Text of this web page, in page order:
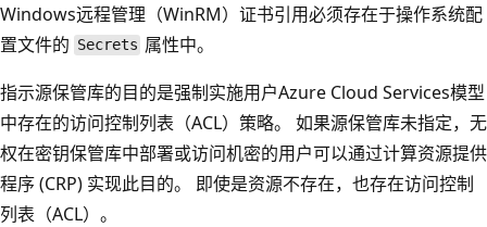
Windows远程管理（WinRM）证书引用必须存在于操作系统配
置文件的 Secrets 属性中。
指示源保管库的目的是强制实施用户Azure Cloud Services模型
中存在的访问控制列表（ACL）策略。 如果源保管库未指定，无
权在密钥保管库中部署或访问机密的用户可以通过计算资源提供
程序 (CRP) 实现此目的。 即使是资源不存在，也存在访问控制
列表（ACL）。